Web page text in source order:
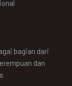
bagian dari
dan